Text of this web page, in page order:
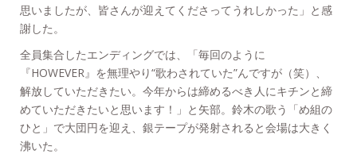
思いましたが、皆さんが迎えてくださってうれしかった」と感
謝した。
全員集合したエンディングでは、「毎回のように
『HOWEVER』を無理やり“歌わされていた”んですが（笑）、
解放していただきたい。今年からは締めるべき人にキチンと締
めていただきたいと思います！」と矢部。鈴木の歌う「め組の
ひと」で大団円を迎え、銀テープが発射されると会場は大きく
沸いた。